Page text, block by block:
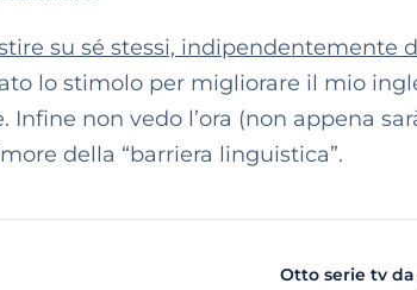
su sé stessi, indipendentemente
lo stimolo per migliorare il mio
non vedo l’ora (non appena
della “barriera linguistica”.
Otto serie tv